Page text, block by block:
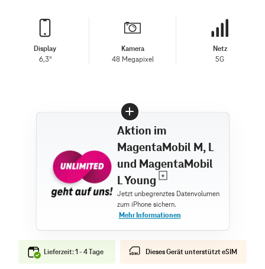
Display
6,3"
Kamera
48 Megapixel
Netz
5G
Aktion im
MagentaMobil M, L
und MagentaMobil
L Young
Lieferzeit: 1 - 4 Tage Dieses Gerät unterstützt eSIM